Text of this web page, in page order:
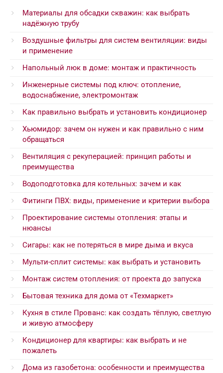
Материалы для обсадки скважин: как выбрать
надёжную трубу
Воздушные фильтры для систем вентиляции: виды
и применение
Напольный люк в доме: монтаж и практичность
Инженерные системы под ключ: отопление,
водоснабжение, электромонтаж
Как правильно выбрать и установить кондиционер
Хьюмидор: зачем он нужен и как правильно с ним
обращаться
Вентиляция с рекуперацией: принцип работы и
преимущества
Водоподготовка для котельных: зачем и как
Фитинги ПВХ: виды, применение и критерии выбора
Проектирование системы отопления: этапы и
нюансы
Сигары: как не потеряться в мире дыма и вкуса
Мульти-сплит системы: как выбрать и установить
Монтаж систем отопления: от проекта до запуска
Бытовая техника для дома от «Техмаркет»
Кухня в стиле Прованс: как создать тёплую, светлую
и живую атмосферу
Кондиционер для квартиры: как выбрать и не
пожалеть
Дома из газобетона: особенности и преимущества